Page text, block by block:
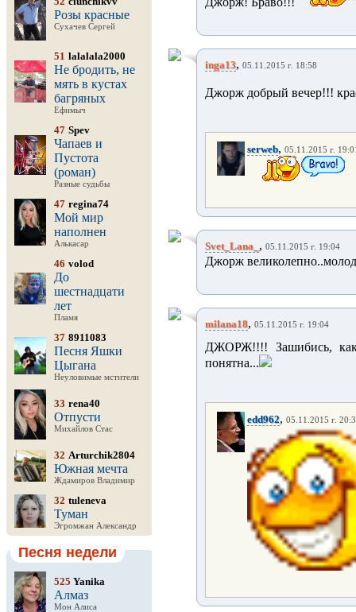
Розы красные
Сухачев Сергей
51 lalalala2000
Не бродить, не
мять в кустах
багряных
Ефимыч
47 Spev
Чапаев и
Пустота
(роман)
Разные судьбы
47 regina74
Мой мир
наполнен
Алькасар
46 volod
До
шестнадцати
лет
Пламя
37 8911083
Песня Яшки
Цыгана
Неуловимые мстители
33 rena40
Отпусти
Михайлов Стас
32 Arturchik2804
Южная мечта
Ждамиров Владимир
32 tuleneva
Туман
Эгромжан Александр
Песня недели
525 Yanika
Алмаз
Мон Алиса
inga13, 05.11.2015 г. 18:58
Джорж добрый вечер!!!
serweb, 05.11.2015 г.
Svet_Lana_ , 05.11.2015 г. 19:04
Джорж
milana18, 05.11.2015 г. 19:04
ДЖОРЖ!!!! Зашибись,
понятна...
edd962, 05.11.2015 г.